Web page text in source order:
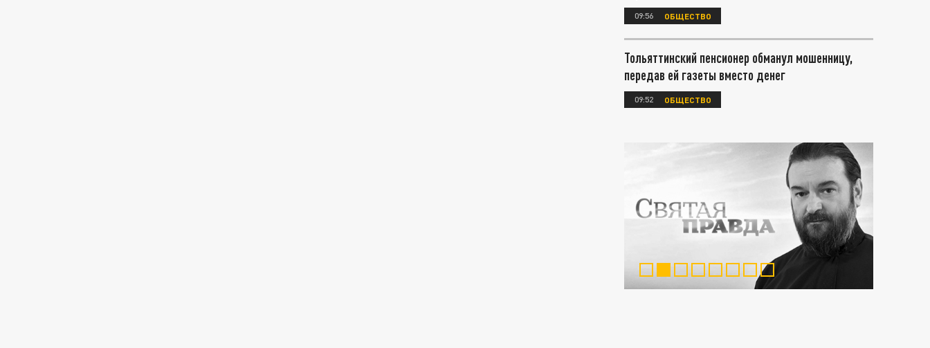
09:56 ОБЩЕСТВО
Тольяттинский пенсионер обманул мошенницу,
передав ей газеты вместо денег
09:52 ОБЩЕСТВО